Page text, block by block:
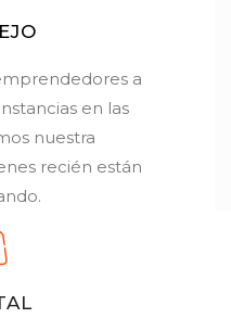
a
en las
nuestra
recién están